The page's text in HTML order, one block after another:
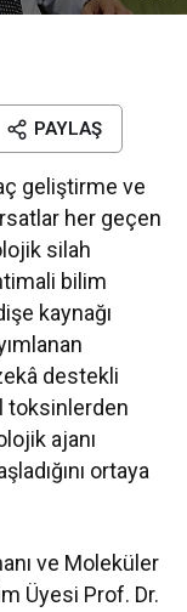
PAYLAŞ
geliştirme ve
her geçen
silah
bilim
kaynağı
destekli
toksinlerden
ajanı
ortaya
ve Moleküler
Üyesi Prof. Dr.